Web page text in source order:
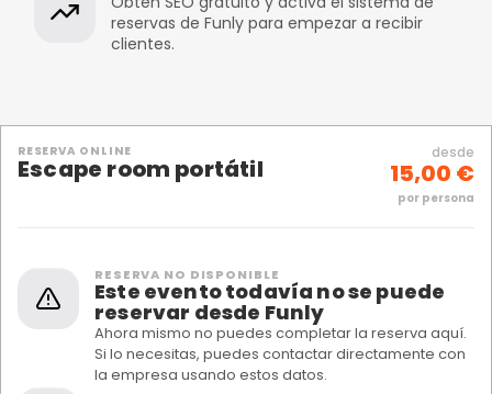
reservas de Funly para empezar a recibir
clientes.
RESERVA ONLINE
Escape room portátil
desde
15,00 €
por persona
RESERVA NO DISPONIBLE
Este evento todavía no se puede
reservar desde Funly
Ahora mismo no puedes completar la reserva aquí.
Si lo necesitas, puedes contactar directamente con
la empresa usando estos datos.